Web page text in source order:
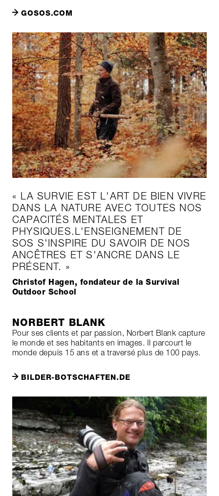
GOSOS.COM
« LA SURVIE EST L'ART DE BIEN VIVRE
DANS LA NATURE AVEC TOUTES NOS
CAPACITÉS MENTALES ET
PHYSIQUES.L'ENSEIGNEMENT DE
SOS S'INSPIRE DU SAVOIR DE NOS
ANCÊTRES ET S'ANCRE DANS LE
PRÉSENT. »
Christof Hagen, fondateur de la Survival
Outdoor School
NORBERT BLANK
Pour ses clients et par passion, Norbert Blank capture
le monde et ses habitants en images. Il parcourt le
monde depuis 15 ans et a traversé plus de 100 pays.
BILDER-BOTSCHAFTEN.DE